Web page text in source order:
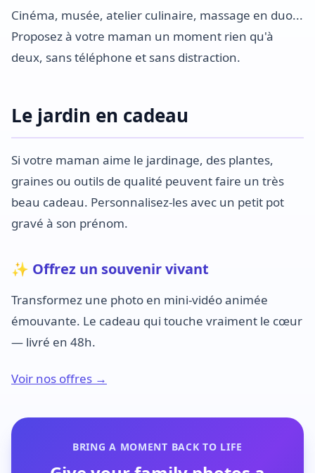
Cinéma, musée, atelier culinaire, massage en duo...
Proposez à votre maman un moment rien qu'à
deux, sans téléphone et sans distraction.
Le jardin en cadeau
Si votre maman aime le jardinage, des plantes,
graines ou outils de qualité peuvent faire un très
beau cadeau. Personnalisez-les avec un petit pot
gravé à son prénom.
✨ Offrez un souvenir vivant
Transformez une photo en mini-vidéo animée
émouvante. Le cadeau qui touche vraiment le cœur
— livré en 48h.
Voir nos offres →
BRING A MOMENT BACK TO LIFE